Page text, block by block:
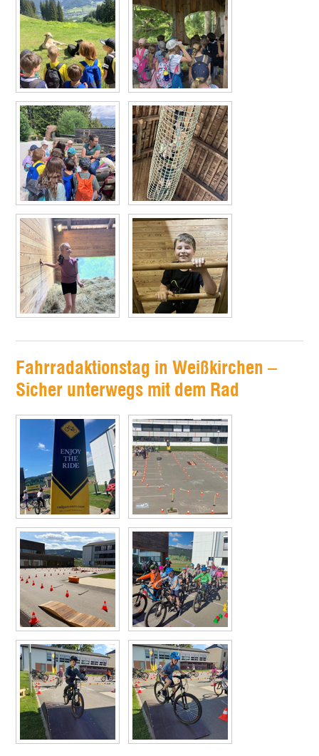
Fahrradaktionstag in Weißkirchen –
Sicher unterwegs mit dem Rad